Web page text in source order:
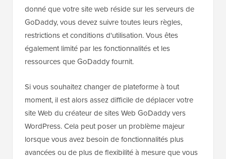
donné que votre site web réside sur les serveurs de
GoDaddy, vous devez suivre toutes leurs règles,
restrictions et conditions d'utilisation. Vous êtes
également limité par les fonctionnalités et les
ressources que GoDaddy fournit.
Si vous souhaitez changer de plateforme à tout
moment, il est alors assez difficile de déplacer votre
site Web du créateur de sites Web GoDaddy vers
WordPress. Cela peut poser un problème majeur
lorsque vous avez besoin de fonctionnalités plus
avancées ou de plus de flexibilité à mesure que vous